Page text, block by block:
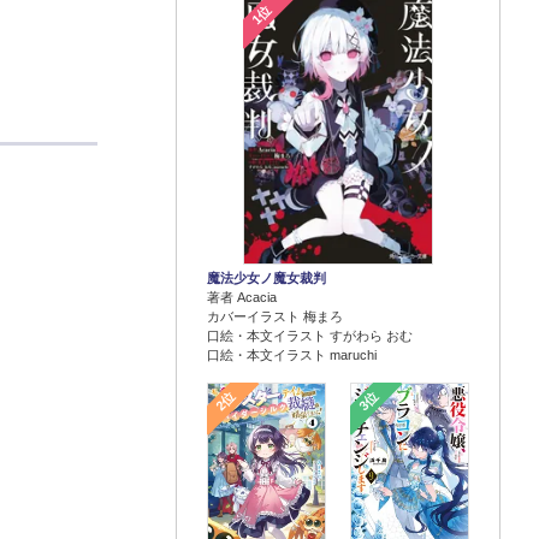
1位
魔法少女ノ魔女裁判
著者 Acacia
カバーイラスト 梅まろ
口絵・本文イラスト すがわら おむ
口絵・本文イラスト maruchi
2位 3位